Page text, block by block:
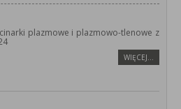
plazmowe i plazmowo-tlenowe z
WIĘCEJ…